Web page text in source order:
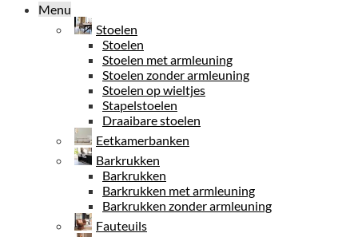
Menu
Stoelen
Stoelen
Stoelen met armleuning
Stoelen zonder armleuning
Stoelen op wieltjes
Stapelstoelen
Draaibare stoelen
Eetkamerbanken
Barkrukken
Barkrukken
Barkrukken met armleuning
Barkrukken zonder armleuning
Fauteuils